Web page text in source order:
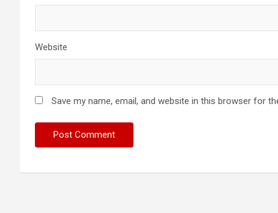
Website
Save my name, email, and website in this browser for